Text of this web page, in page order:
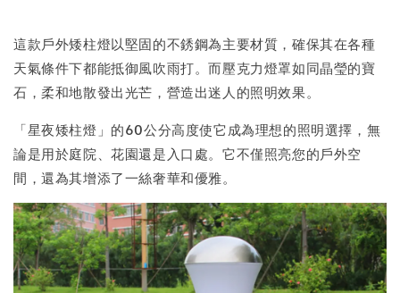
這款戶外矮柱燈以堅固的不銹鋼為主要材質，確保其在各種
天氣條件下都能抵御風吹雨打。而壓克力燈罩如同晶瑩的寶
石，柔和地散發出光芒，營造出迷人的照明效果。
「星夜矮柱燈」的60公分高度使它成為理想的照明選擇，無
論是用於庭院、花園還是入口處。它不僅照亮您的戶外空
間，還為其增添了一絲奢華和優雅。